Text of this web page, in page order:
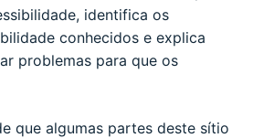
identifica os
conhecidos e explica
problemas para que os
que algumas partes deste sítio